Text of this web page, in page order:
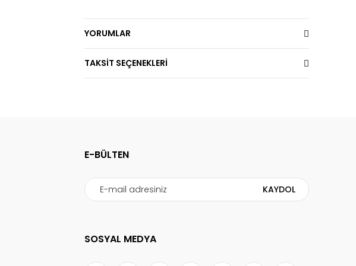
YORUMLAR
TAKSİT SEÇENEKLERİ
E-BÜLTEN
KAYDOL
SOSYAL MEDYA